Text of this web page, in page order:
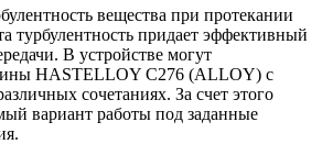
вещества при протекании
турбулентность придает эффективный
В устройстве могут
HASTELLOY C276 (ALLOY) с
сочетаниях. За счет этого
вариант работы под заданные